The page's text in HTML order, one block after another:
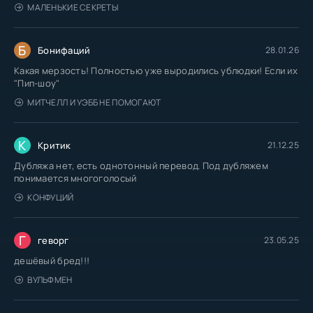
МАЛЕНЬКИЕ СЕКРЕТЫ
Б Бонифаций 28.01.26
Какая мерзость! Полностью уже выродились ублюдки! Если их
"Пип-шоу"
МИТЧЕЛЛ И УЭББ НЕ ПОМОГАЮТ
К Критик 21.12.25
Дубляжа нет, есть однотонный перевод. Под дубляжем
понимается многоголосый
КОНФУЦИЙ
Г геворг 23.05.25
дешёвый бред!!!
ВУЛЬФМЕН